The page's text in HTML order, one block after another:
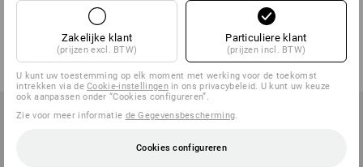
4-laags toiletpapier, 56 rollen
€ 36,18
(incl. BTW) v.a. 2 pakken
Keukenrol, 3-laags, 4x 64 vel
variant
€ 3,62
(incl. BTW) v.a. 6 pakken
Zakelijke klant
(prijzen excl. BTW)
Particuliere klant
(prijzen incl. BTW)
U kunt uw toestemming op elk moment met werking voor de toekomst
intrekken via deCookie-instellingenin ons privacybeleid. U kunt uw keuze
ook aanpassen onder “Cookies configureren”.
Zie voor meer informatie de Gegevensbescherming
Cookies configureren